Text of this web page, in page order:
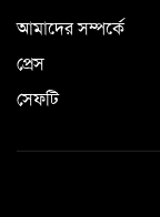
আমাদের সম্পর্কে
প্রেস
সেফটি